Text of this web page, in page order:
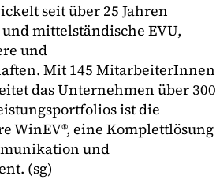
seit über 25 Jahren
mittelständische EVU,
und
Mit 145 MitarbeiterInnen
das Unternehmen über 300
ist die
WinEV®, eine Komplettlösung
und
(sg)